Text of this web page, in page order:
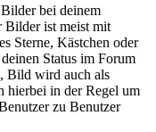
bei deinem
Bilder ist meist mit
Sterne, Kästchen oder
Status im Forum
Bild wird auch als
hierbei in der Regel um
zu Benutzer